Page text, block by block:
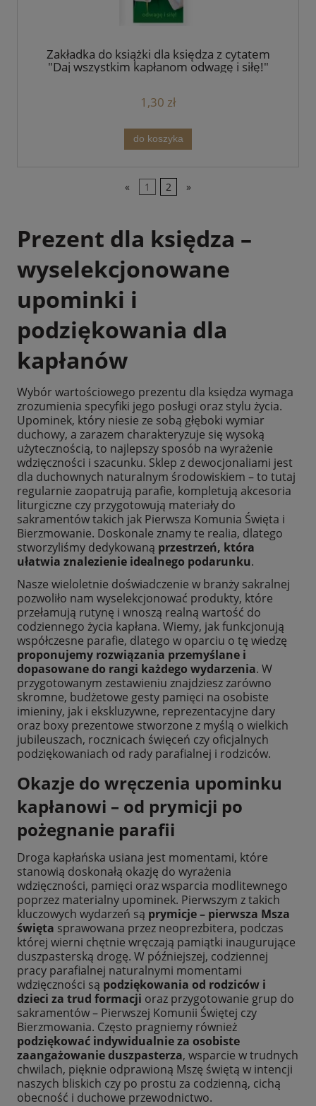
Zakładka do książki dla księdza z cytatem
"Daj wszystkim kapłanom odwagę i siłę!"
1,30 zł
do koszyka
« 1 2 »
Prezent dla księdza –
wyselekcjonowane
upominki i
podziękowania dla
kapłanów
Wybór wartościowego prezentu dla księdza wymaga
zrozumienia specyfiki jego posługi oraz stylu życia.
Upominek, który niesie ze sobą głęboki wymiar
duchowy, a zarazem charakteryzuje się wysoką
użytecznością, to najlepszy sposób na wyrażenie
wdzięczności i szacunku. Sklep z dewocjonaliami jest
dla duchownych naturalnym środowiskiem – to tutaj
regularnie zaopatrują parafie, kompletują akcesoria
liturgiczne czy przygotowują materiały do
sakramentów takich jak Pierwsza Komunia Święta i
Bierzmowanie. Doskonale znamy te realia, dlatego
stworzyliśmy dedykowaną przestrzeń, która
ułatwia znalezienie idealnego podarunku.
Nasze wieloletnie doświadczenie w branży sakralnej
pozwoliło nam wyselekcjonować produkty, które
przełamują rutynę i wnoszą realną wartość do
codziennego życia kapłana. Wiemy, jak funkcjonują
współczesne parafie, dlatego w oparciu o tę wiedzę
proponujemy rozwiązania przemyślane i
dopasowane do rangi każdego wydarzenia. W
przygotowanym zestawieniu znajdziesz zarówno
skromne, budżetowe gesty pamięci na osobiste
imieniny, jak i ekskluzywne, reprezentacyjne dary
oraz boxy prezentowe stworzone z myślą o wielkich
jubileuszach, rocznicach święceń czy oficjalnych
podziękowaniach od rady parafialnej i rodziców.
Okazje do wręczenia upominku
kapłanowi – od prymicji po
pożegnanie parafii
Droga kapłańska usiana jest momentami, które
stanowią doskonałą okazję do wyrażenia
wdzięczności, pamięci oraz wsparcia modlitewnego
poprzez materialny upominek. Pierwszym z takich
kluczowych wydarzeń są prymicje – pierwsza Msza
święta sprawowana przez neoprezbitera, podczas
której wierni chętnie wręczają pamiątki inaugurujące
duszpasterską drogę. W późniejszej, codziennej
pracy parafialnej naturalnymi momentami
wdzięczności są podziękowania od rodziców i
dzieci za trud formacji oraz przygotowanie grup do
sakramentów – Pierwszej Komunii Świętej czy
Bierzmowania. Często pragniemy również
podziękować indywidualnie za osobiste
zaangażowanie duszpasterza, wsparcie w trudnych
chwilach, pięknie odprawioną Mszę świętą w intencji
naszych bliskich czy po prostu za codzienną, cichą
obecność i duchowe przewodnictwo.